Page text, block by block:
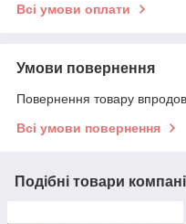
Всі умови оплати
Умови повернення
Повернення товару
Всі умови повернення
Подібні товари